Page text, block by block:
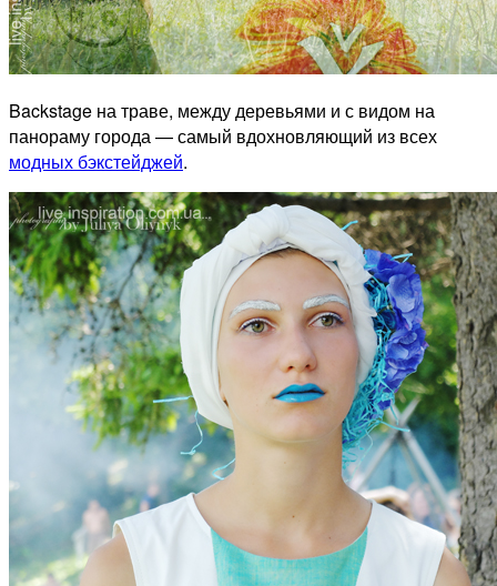
Backstage на траве, между деревьями и с видом на
панораму города — самый вдохновляющий из всех
модных бэкстейджей.